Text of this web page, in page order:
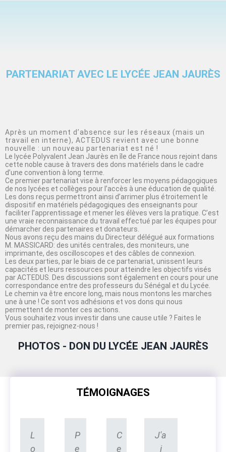
PARTENARIAT AVEC LE LYCÉE JEAN JAURÈS
Après un moment d’absence sur les réseaux (mais un
travail en interne), ACTEDUS revient avec une bonne
nouvelle : un nouveau partenariat est né !
Le lycée Polyvalent Jean Jaurès en île de France nous rejoint dans
cette noble cause à travers des dons matériels dans le cadre
d’une convention à long terme.
Ce premier partenariat vise à renforcer les moyens pédagogiques
de nos lycées et collèges pour l’accès à une éducation de qualité.
Les dons reçus permettront ainsi d’arrimer plus étroitement le
dispositif en matériels pédagogiques des enseignants pour
faciliter l’apprentissage et mener les élèves vers la pratique. C’est
une vraie reconnaissance du travail effectué par les équipes pour
démarcher des partenaires et donateurs.
Nous avons reçu des mains du Directeur délégué aux formations
M. MASSICARD: des unités centrales, des moniteurs, une
imprimante, des oscilloscopes et des câbles de connexion.
Les deux parties, par le biais de ce partenariat, unissent leurs
capacités et leurs ressources pour atteindre les objectifs visés
par ACTEDUS. Des discussions sont également en cours pour une
correspondance entre des professeurs du Sénégal et du Lycée.
Le chemin va être encore long, mais nous montons les marches
une à une ! Ce sont vos adhésions et vos dons qui nous
permettent de monter ces actions.
Vous souhaitez vous investir dans une cause utile ? Faites le
premier pas, rejoignez-nous !
PHOTOS - DON DU LYCÉE JEAN JAURÈS
TÉMOIGNAGES
L
o
P
e
C
e
J'a
i